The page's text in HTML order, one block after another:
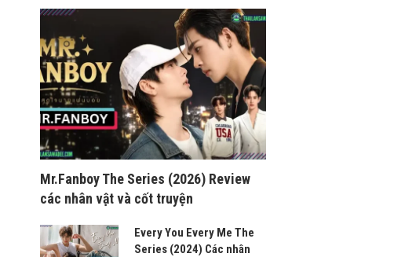
Mr.Fanboy The Series (2026) Review
các nhân vật và cốt truyện
Every You Every Me The
Series (2024) Các nhân